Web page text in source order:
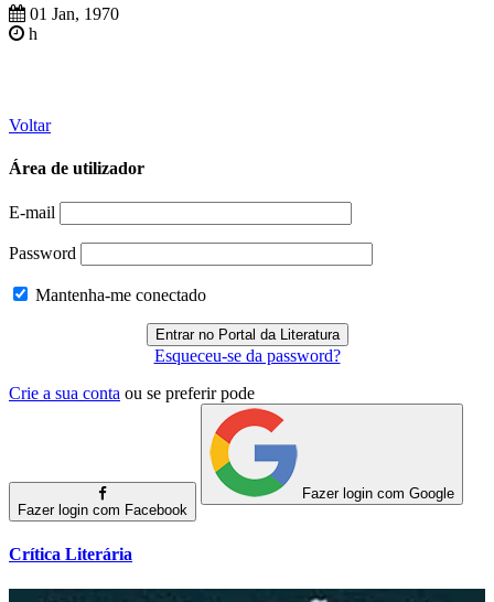
01 Jan, 1970
h
Voltar
Área de utilizador
E-mail
Password
Mantenha-me conectado
Esqueceu-se da password?
Crie a sua conta ou se preferir pode
Fazer login com Facebook
Fazer login com Google
Crítica Literária